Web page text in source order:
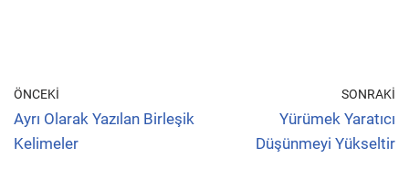
ÖNCEKI
Ayrı Olarak Yazılan Birleşik
Kelimeler
SONRAKI
Yürümek Yaratıcı
Düşünmeyi Yükseltir